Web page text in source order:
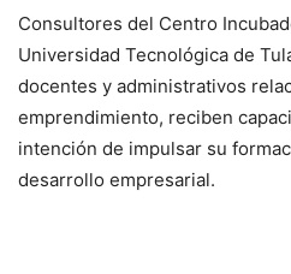
Consultores del Centro
Universidad Tecnológica de
docentes y administrativos
emprendimiento, reciben
intención de impulsar su
desarrollo empresarial.